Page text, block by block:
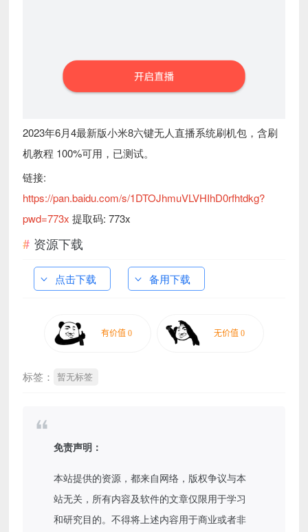
2023年6月4最新版小米8六键无人直播系统刷机包，含刷
机教程 100%可用，已测试。
链接:
https://pan.baidu.com/s/1DTOJhmuVLVHIhD0rfhtdkg?
pwd=773x 提取码: 773x
资源下载
点击下载 备用下载
标签： 暂无标签
免责声明：
本站提供的资源，都来自网络，版权争议与本
站无关，所有内容及软件的文章仅限用于学习
和研究目的。不得将上述内容用于商业或者非